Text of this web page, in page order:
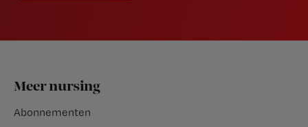
Footer
Meer nursing
Abonnementen